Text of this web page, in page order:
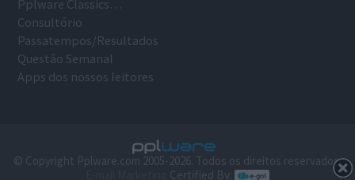
Pplware Classics…
Consultório
Passatempos/Resultados
Questão Semanal
Apps dos nossos leitores
© Copyright Pplware.com 2005-2026. Todos os direitos reservados.
Certified By: